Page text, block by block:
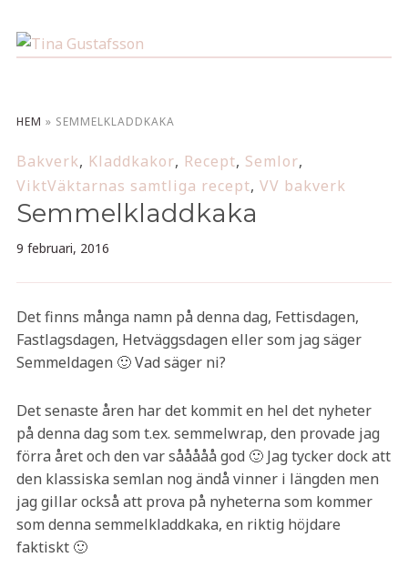
HEM » SEMMELKLADDKAKA
Bakverk, Kladdkakor, Recept, Semlor,
ViktVäktarnas samtliga recept, VV bakverk
Semmelkladdkaka
9 februari, 2016
Det finns många namn på denna dag, Fettisdagen,
Fastlagsdagen, Hetväggsdagen eller som jag säger
Semmeldagen 🙂 Vad säger ni?
Det senaste åren har det kommit en hel det nyheter
på denna dag som t.ex. semmelwrap, den provade jag
förra året och den var sååååå god 🙂 Jag tycker dock att
den klassiska semlan nog ändå vinner i längden men
jag gillar också att prova på nyheterna som kommer
som denna semmelkladdkaka, en riktig höjdare
faktiskt 🙂